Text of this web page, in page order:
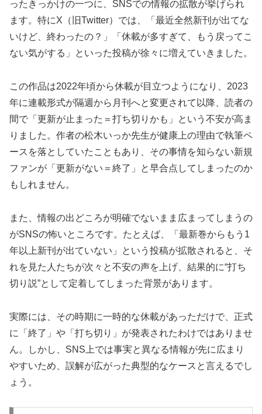
ったきっかけの一つに、SNSでの情報の拡散が挙げられ
ます。特にX（旧Twitter）では、「最近全然新刊が出てな
いけど、終わったの？」「休載が多すぎて、もう戻ってこ
ない気がする」といった投稿が徐々に増えていきました。
この作品は2022年頃から休載が目立つようになり、2023
年に連載形式が隔週から月刊へと変更されて以降、読者の
間で「更新が止まった＝打ち切りかも」という不安が高ま
りました。作者の松木いっか先生が健康上の理由で執筆ペ
ースを落としていたこともあり、その事情を知らない新規
ファンが「更新がない＝終了」と早合点してしまったのか
もしれません。
また、情報の出どころが明確でないまま広まってしまうの
がSNSの怖いところです。たとえば、「最新巻からもう1
年以上新刊が出ていない」という投稿が拡散されると、そ
れを見た人たちが次々と不安の声を上げ、結果的に“打ち
切り説”として定着してしまった背景があります。
実際には、その時期に一時的な休載があっただけで、正式
に「終了」や「打ち切り」が発表されたわけではありませ
ん。しかし、SNS上では事実と異なる情報が先に広まり
やすいため、誤解が広がった典型的なケースと言えるでし
ょう。